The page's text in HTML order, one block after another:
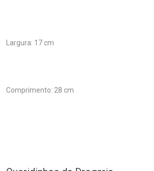
Largura: 17 cm
Comprimento: 28 cm